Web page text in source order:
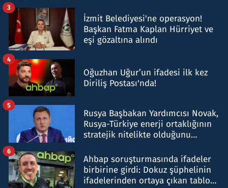
İzmit Belediyesi'ne operasyon!
Başkan Fatma Kaplan Hürriyet ve
eşi gözaltına alındı
3
Oğuzhan Uğur’un ifadesi ilk kez
Diriliş Postası'nda!
4
Rusya Başbakan Yardımcısı Novak,
Rusya-Türkiye enerji ortaklığının
stratejik nitelikte olduğunu
5
Ahbap soruşturmasında ifadeler
birbirine girdi: Dokuz şüphelinin
ifadelerinden ortaya çıkan tablo
6